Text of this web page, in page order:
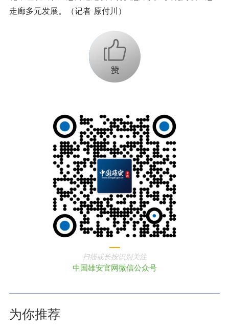
走廊多元发展。
（记者 原付川）
+1
扫描或长按识别关注
中国雄安官网微信公众号
为你推荐